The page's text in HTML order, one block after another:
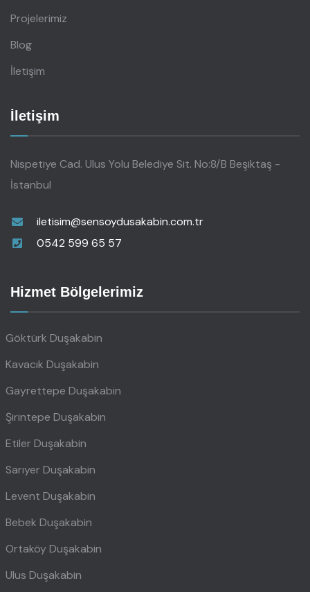
Projelerimiz
Blog
İletişim
İletişim
Nispetiye Cad. Ulus Yolu Belediye Sit. No:8/B Beşiktaş -
İstanbul
iletisim@sensoydusakabin.com.tr
0542 599 65 57
Hizmet Bölgelerimiz
Göktürk Duşakabin
Kavacık Duşakabin
Gayrettepe Duşakabin
Şirintepe Duşakabin
Etiler Duşakabin
Sarıyer Duşakabin
Levent Duşakabin
Bebek Duşakabin
Ortaköy Duşakabin
Ulus Duşakabin